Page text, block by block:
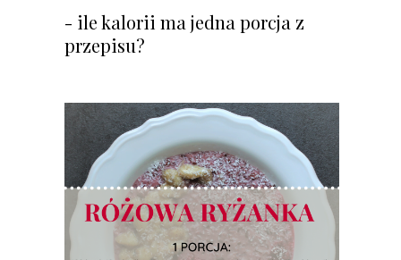
- ile kalorii ma jedna porcja z
przepisu?